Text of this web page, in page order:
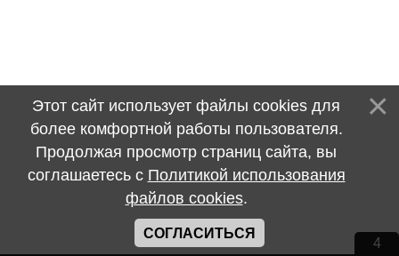
Этот сайт использует файлы cookies для
более комфортной работы пользователя.
Продолжая просмотр страниц сайта, вы
соглашаетесь с Политикой использования
файлов cookies.
СОГЛАСИТЬСЯ
4